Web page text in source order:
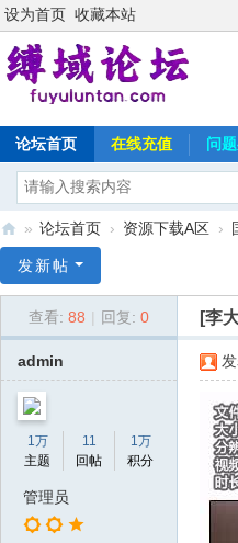
设为首页 收藏本站
论坛首页 在线充值 问
域
» 论坛首页 › 资源下载A区 ›
发新帖
查看: 88 回复: 0 [李
admin
1万
主题
11
回帖
1万
积分
管理员